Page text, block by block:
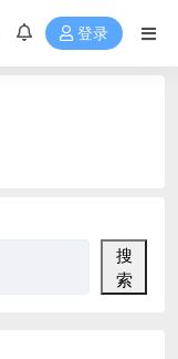
登录
搜
索